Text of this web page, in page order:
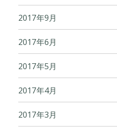
2017年9月
2017年6月
2017年5月
2017年4月
2017年3月